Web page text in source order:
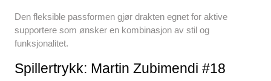
Den fleksible passformen gjør drakten egnet for aktive
supportere som ønsker en kombinasjon av stil og
funksjonalitet.
Spillertrykk: Martin Zubimendi #18